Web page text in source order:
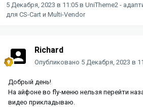
5 Декабря, 2023 в 11:05 в UniTheme2 -
для CS-Cart и Multi-Vendor
Richard
Опубликовано 5 Декабря, 2023 в
Добрый день!
На айфоне во fly-меню нельзя перейти
видео прикладываю.